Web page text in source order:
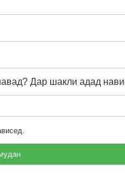
Дар шакли адад